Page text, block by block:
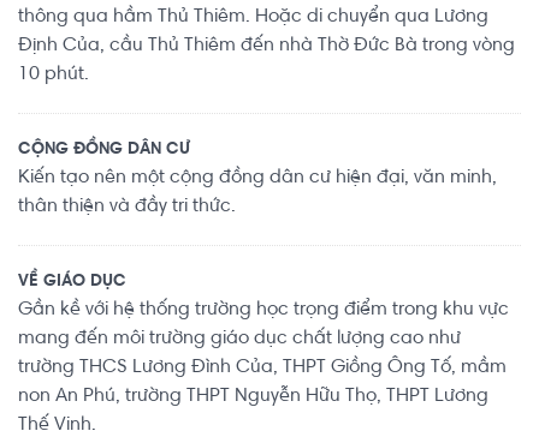
thông qua hầm Thủ Thiêm. Hoặc di chuyển qua Lương
Định Của, cầu Thủ Thiêm đến nhà Thờ Đức Bà trong vòng
10 phút.
CỘNG ĐỒNG DÂN CƯ
Kiến tạo nên một cộng đồng dân cư hiện đại, văn minh,
thân thiện và đầy tri thức.
VỀ GIÁO DỤC
Gần kề với hệ thống trường học trọng điểm trong khu vực
mang đến môi trường giáo dục chất lượng cao như
trường THCS Lương Đình Của, THPT Giồng Ông Tố, mầm
non An Phú, trường THPT Nguyễn Hữu Thọ, THPT Lương
Thế Vinh.